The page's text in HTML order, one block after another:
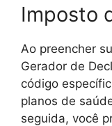
Imposto
Ao preencher
Gerador de
código
planos de
seguida, você